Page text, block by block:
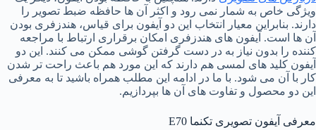
ویژگی خاص به شمار نمی رود و اکثر آن ها حافظه ضبط تصویر را
دارند. بنابراین معیار انتخاب این دو آیفون برای قیاس، هندزفری بودن
آن ها است. آیفون های هندزفری امکان برقراری ارتباط با مراجعه
کننده را بدون نیاز به در دست گرفتن گوشی ممکن می کنند. این دو
آیفون کلید های لمسی هم دارند که این مورد هم باعث راحت تر شدن
کار با آن می شود. با ما در ادامه این مطلب همراه باشید تا به معرفی
این دو محصول و تفاوت های آن ها بپردازیم.
معرفی آیفون تصویری تکنما E70